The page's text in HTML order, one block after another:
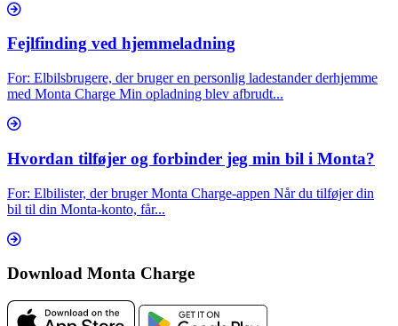
Fejlfinding ved hjemmeladning
For: Elbilsbrugere, der bruger en personlig ladestander derhjemme
med Monta Charge Min opladning blev afbrudt...
Hvordan tilføjer og forbinder jeg min bil i Monta?
For: Elbilister, der bruger Monta Charge-appen Når du tilføjer din
bil til din Monta-konto, får...
Download Monta Charge